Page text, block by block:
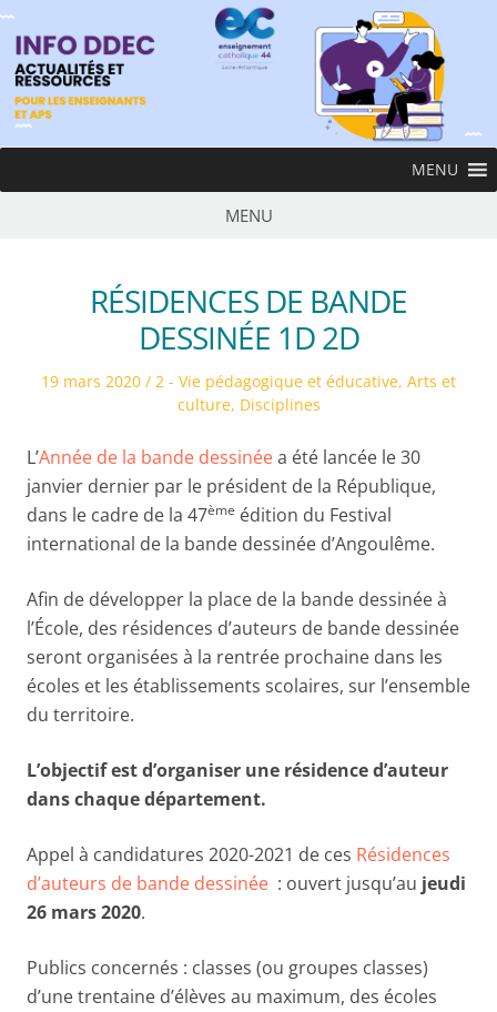
Skip
to
content
InfoDDEC
Ens
MENU
MENU
RÉSIDENCES DE BANDE
DESSINÉE 1D 2D
Posted
19 mars 2020
Posted
2 - Vie pédagogique et éducative, Arts et
culture, Disciplines
L’Année de la bande dessinéea été lancée le 30
janvier dernier par le président de la République,
dans le cadre de la 47ème édition du Festival
international de la bande dessinée d’Angoulême.
Afin de développer la place de la bande dessinée à
l’École, des résidences d’auteurs de bande dessinée
seront organisées à la rentrée prochaine dans les
écoles et les établissements scolaires, sur l’ensemble
du territoire.
L’objectif est d’organiser une résidence d’auteur
dans chaque département.
Appel à candidatures 2020-2021 de ces Résidences
d’auteurs de bande dessinée : ouvert jusqu’au jeudi
26 mars 2020.
Publics concernés : classes (ou groupes classes)
d’une trentaine d’élèves au maximum, des écoles